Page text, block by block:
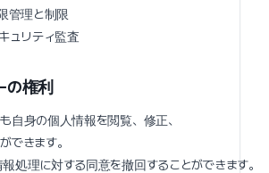
管理と制限
ュリティ監査
の権利
自身の個人情報を閲覧、修正、
できます。
処理に対する同意を撤回することができます。